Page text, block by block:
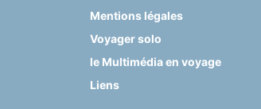
Mentions légales
Voyager solo
le Multimédia en voyage
Liens